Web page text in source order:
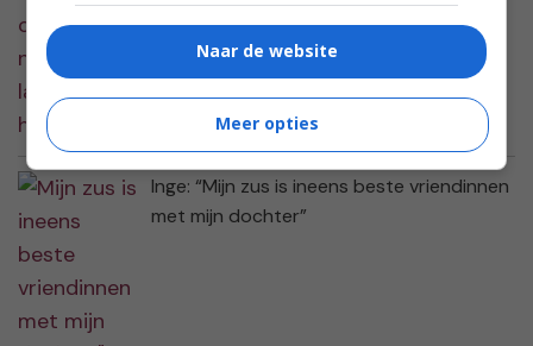
Inge: “Mijn zus is ineens beste vriendinnen
met mijn dochter”
Naar de website
Meer opties